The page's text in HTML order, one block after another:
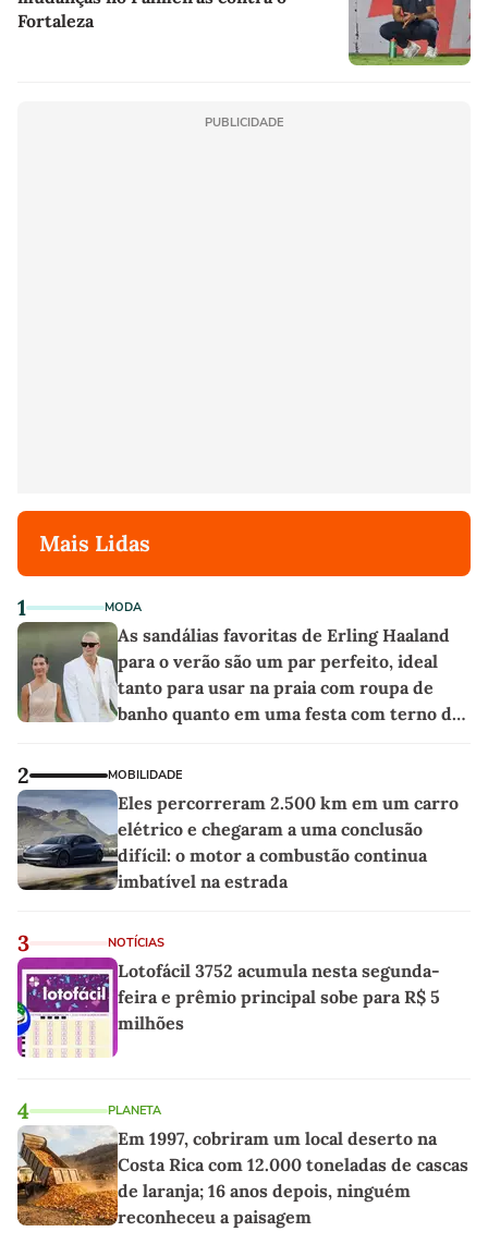
Fortaleza
PUBLICIDADE
Mais Lidas
1 MODA
As sandálias favoritas de Erling Haaland
para o verão são um par perfeito, ideal
tanto para usar na praia com roupa de
banho quanto em uma festa com terno de
2 MOBILIDADE
Eles percorreram 2.500 km em um carro
elétrico e chegaram a uma conclusão
difícil: o motor a combustão continua
imbatível na estrada
3 NOTÍCIAS
Lotofácil 3752 acumula nesta segunda-
feira e prêmio principal sobe para R$ 5
milhões
4 PLANETA
Em 1997, cobriram um local deserto na
Costa Rica com 12.000 toneladas de cascas
de laranja; 16 anos depois, ninguém
reconheceu a paisagem